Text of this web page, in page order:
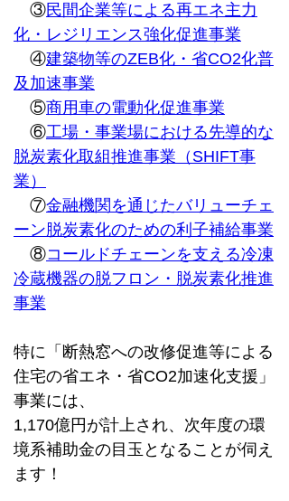
③民間企業等による再エネ主力
化・レジリエンス強化促進事業
④建築物等のZEB化・省CO2化普
及加速事業
⑤商用車の電動化促進事業
⑥工場・事業場における先導的な
脱炭素化取組推進事業（SHIFT事
業）
⑦金融機関を通じたバリューチェ
ーン脱炭素化のための利子補給事業
⑧コールドチェーンを支える冷凍
冷蔵機器の脱フロン・脱炭素化推進
事業
特に「断熱窓への改修促進等による
住宅の省エネ・省CO2加速化支援」
事業には、
1,170億円が計上され、次年度の環
境系補助金の目玉となることが伺え
ます！